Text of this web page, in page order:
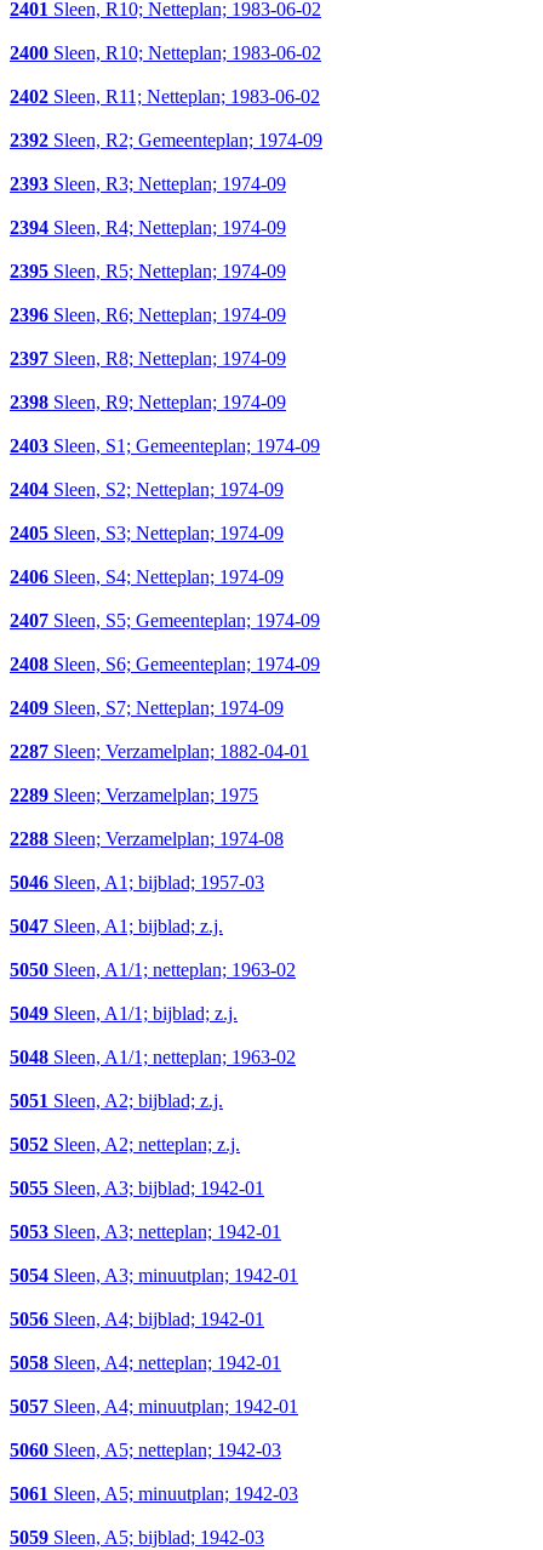
2401 Sleen, R10; Netteplan; 1983-06-02
2400 Sleen, R10; Netteplan; 1983-06-02
2402 Sleen, R11; Netteplan; 1983-06-02
2392 Sleen, R2; Gemeenteplan; 1974-09
2393 Sleen, R3; Netteplan; 1974-09
2394 Sleen, R4; Netteplan; 1974-09
2395 Sleen, R5; Netteplan; 1974-09
2396 Sleen, R6; Netteplan; 1974-09
2397 Sleen, R8; Netteplan; 1974-09
2398 Sleen, R9; Netteplan; 1974-09
2403 Sleen, S1; Gemeenteplan; 1974-09
2404 Sleen, S2; Netteplan; 1974-09
2405 Sleen, S3; Netteplan; 1974-09
2406 Sleen, S4; Netteplan; 1974-09
2407 Sleen, S5; Gemeenteplan; 1974-09
2408 Sleen, S6; Gemeenteplan; 1974-09
2409 Sleen, S7; Netteplan; 1974-09
2287 Sleen; Verzamelplan; 1882-04-01
2289 Sleen; Verzamelplan; 1975
2288 Sleen; Verzamelplan; 1974-08
5046 Sleen, A1; bijblad; 1957-03
5047 Sleen, A1; bijblad; z.j.
5050 Sleen, A1/1; netteplan; 1963-02
5049 Sleen, A1/1; bijblad; z.j.
5048 Sleen, A1/1; netteplan; 1963-02
5051 Sleen, A2; bijblad; z.j.
5052 Sleen, A2; netteplan; z.j.
5055 Sleen, A3; bijblad; 1942-01
5053 Sleen, A3; netteplan; 1942-01
5054 Sleen, A3; minuutplan; 1942-01
5056 Sleen, A4; bijblad; 1942-01
5058 Sleen, A4; netteplan; 1942-01
5057 Sleen, A4; minuutplan; 1942-01
5060 Sleen, A5; netteplan; 1942-03
5061 Sleen, A5; minuutplan; 1942-03
5059 Sleen, A5; bijblad; 1942-03